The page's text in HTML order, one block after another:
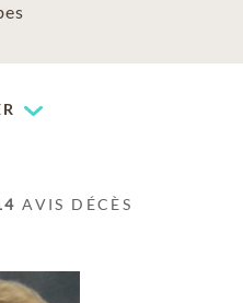
AVIS DÉCÈS